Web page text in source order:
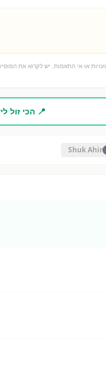
או אי התאמות. יש לקרוא את
📍 הכי זול
Shuk Ahir